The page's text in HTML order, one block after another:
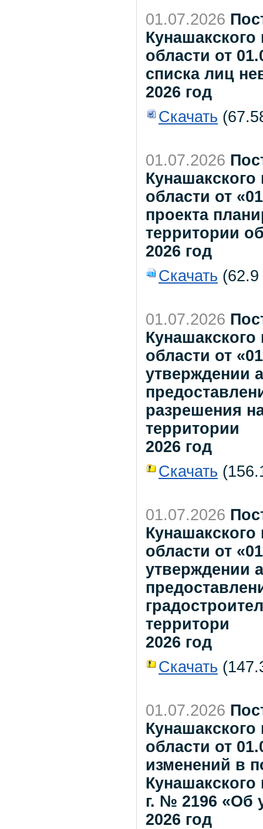
01.07.2026
области от
списка лиц
2026 год
Скачать
01.07.2026
области от
проекта
территории
2026 год
Скачать
01.07.2026
области от
утверждении
разрешения
территории
2026 год
Скачать
01.07.2026
области от
утверждении
территори
2026 год
Скачать
01.07.2026
области от
изменений в
Кунашакского
г. № 2196 «Об
2026 год